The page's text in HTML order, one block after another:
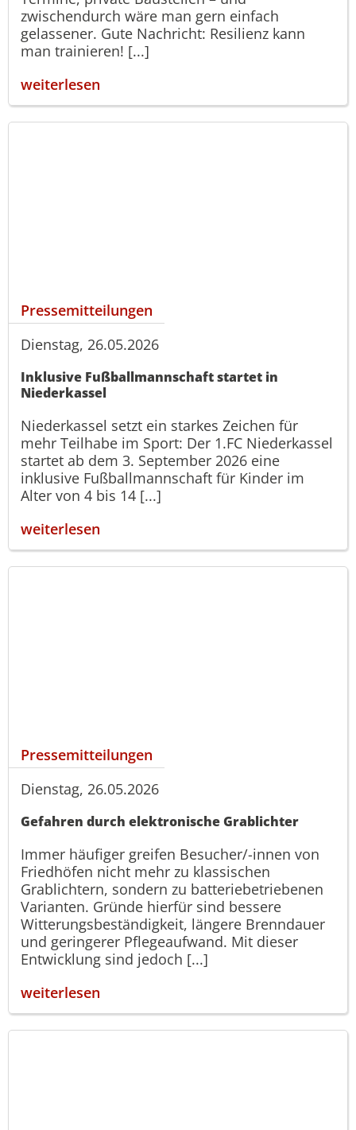
zwischendurch wäre man gern einfach
gelassener. Gute Nachricht: Resilienz kann
man trainieren! [...]
weiterlesen
Pressemitteilungen
Dienstag, 26.05.2026
Inklusive Fußballmannschaft startet in
Niederkassel
Niederkassel setzt ein starkes Zeichen für
mehr Teilhabe im Sport: Der 1.FC Niederkassel
startet ab dem 3. September 2026 eine
inklusive Fußballmannschaft für Kinder im
Alter von 4 bis 14 [...]
weiterlesen
Pressemitteilungen
Dienstag, 26.05.2026
Gefahren durch elektronische Grablichter
Immer häufiger greifen Besucher/-innen von
Friedhöfen nicht mehr zu klassischen
Grablichtern, sondern zu batteriebetriebenen
Varianten. Gründe hierfür sind bessere
Witterungsbeständigkeit, längere Brenndauer
und geringerer Pflegeaufwand. Mit dieser
Entwicklung sind jedoch [...]
weiterlesen